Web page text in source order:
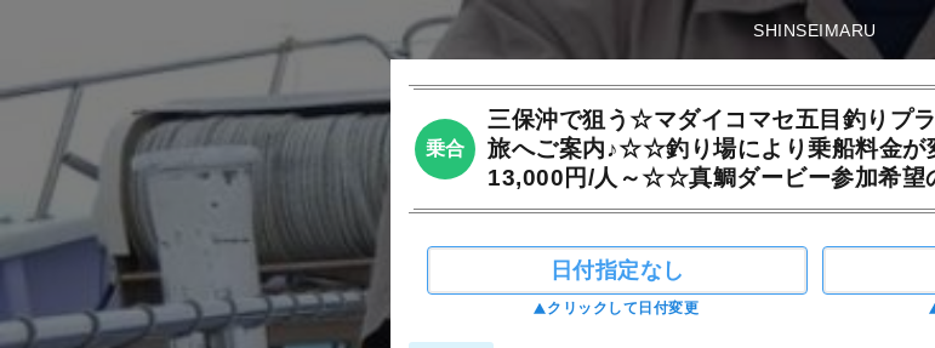
SHINSEIMARU
乗合
三保沖で狙う☆マダイコマセ五目釣りプ
旅へご案内♪☆☆釣り場により乗船料金が
13,000円/人～☆☆真鯛ダービー参加希
日付指定なし
クリックして日付変更